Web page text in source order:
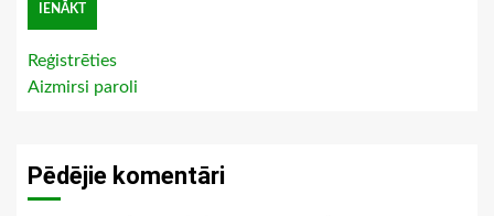
Reģistrēties
Aizmirsi paroli
Pēdējie komentāri